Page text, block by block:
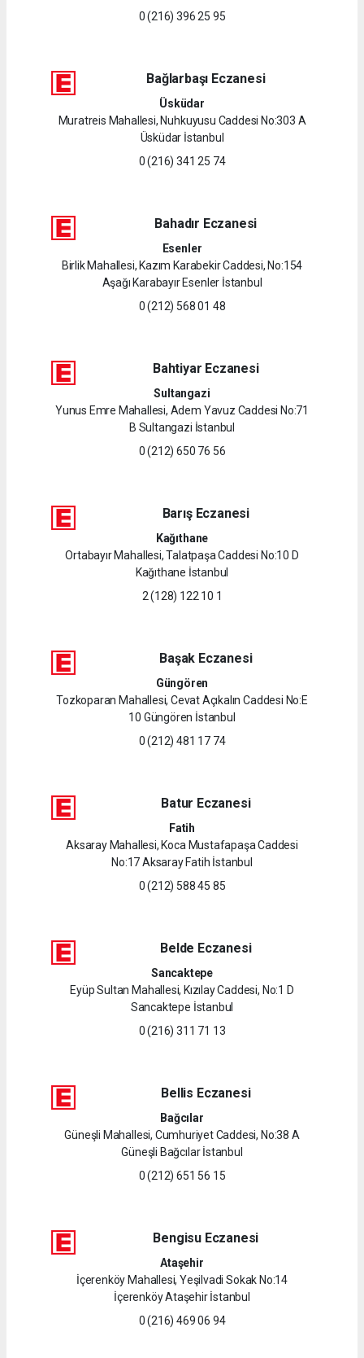
0 (216) 396 25 95
Bağlarbaşı Eczanesi
Üsküdar
Muratreis Mahallesi, Nuhkuyusu Caddesi No:303 A
Üsküdar İstanbul
0 (216) 341 25 74
Bahadır Eczanesi
Esenler
Birlik Mahallesi, Kazım Karabekir Caddesi, No:154
Aşağı Karabayır Esenler İstanbul
0 (212) 568 01 48
Bahtiyar Eczanesi
Sultangazi
Yunus Emre Mahallesi, Adem Yavuz Caddesi No:71
B Sultangazi İstanbul
0 (212) 650 76 56
Barış Eczanesi
Kağıthane
Ortabayır Mahallesi, Talatpaşa Caddesi No:10 D
Kağıthane İstanbul
2 (128) 122 10 1
Başak Eczanesi
Güngören
Tozkoparan Mahallesi, Cevat Açıkalın Caddesi No:E
10 Güngören İstanbul
0 (212) 481 17 74
Batur Eczanesi
Fatih
Aksaray Mahallesi, Koca Mustafapaşa Caddesi
No:17 Aksaray Fatih İstanbul
0 (212) 588 45 85
Belde Eczanesi
Sancaktepe
Eyüp Sultan Mahallesi, Kızılay Caddesi, No:1 D
Sancaktepe İstanbul
0 (216) 311 71 13
Bellis Eczanesi
Bağcılar
Güneşli Mahallesi, Cumhuriyet Caddesi, No:38 A
Güneşli Bağcılar İstanbul
0 (212) 651 56 15
Bengisu Eczanesi
Ataşehir
İçerenköy Mahallesi, Yeşilvadi Sokak No:14
İçerenköy Ataşehir İstanbul
0 (216) 469 06 94